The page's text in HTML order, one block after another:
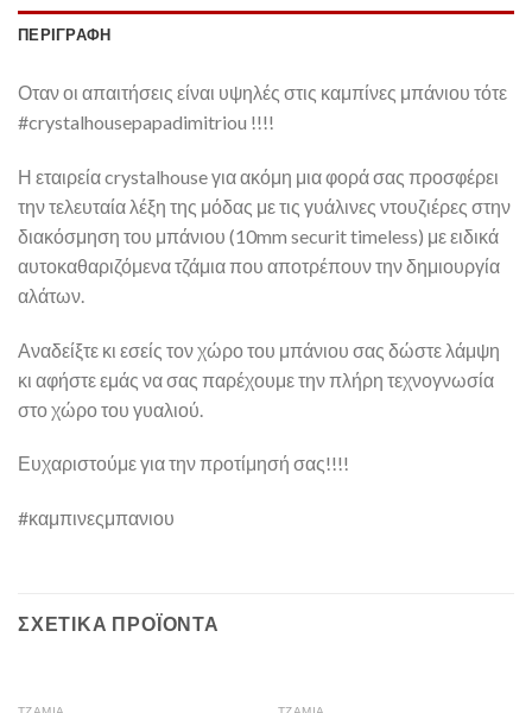
ΠΕΡΙΓΡΑΦΉ
Οταν οι απαιτήσεις είναι υψηλές στις καμπίνες μπάνιου τότε
#crystalhousepapadimitriou !!!!
Η εταιρεία crystalhouse για ακόμη μια φορά σας προσφέρει
την τελευταία λέξη της μόδας με τις γυάλινες ντουζιέρες στην
διακόσμηση του μπάνιου (10mm securit timeless) με ειδικά
αυτοκαθαριζόμενα τζάμια που αποτρέπουν την δημιουργία
αλάτων.
Αναδείξτε κι εσείς τον χώρο του μπάνιου σας δώστε λάμψη
κι αφήστε εμάς να σας παρέχουμε την πλήρη τεχνογνωσία
στο χώρο του γυαλιού.
Ευχαριστούμε για την προτίμησή σας!!!!
#καμπινεςμπανιου
ΣΧΕΤΙΚΆ ΠΡΟΪΌΝΤΑ